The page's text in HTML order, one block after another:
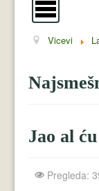
Vicevi
Mujo i Haso
Perica
Vicevi
Jao al
Pregleda: